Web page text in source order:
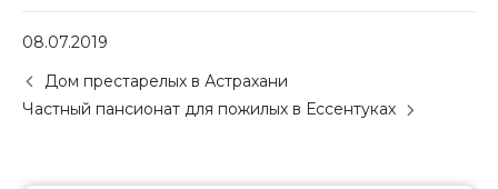
08.07.2019
Дом престарелых в Астрахани
Частный пансионат для пожилых в Ессентуках